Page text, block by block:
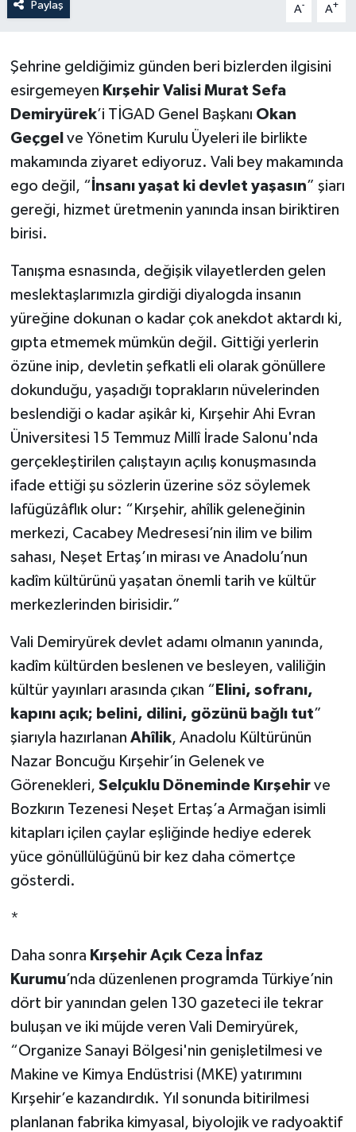
Paylaş A- A+
Şehrine geldiğimiz günden beri bizlerden ilgisini
esirgemeyen Kırşehir Valisi Murat Sefa
Demiryürek’i TİGAD Genel Başkanı Okan
Geçgel ve Yönetim Kurulu Üyeleri ile birlikte
makamında ziyaret ediyoruz. Vali bey makamında
ego değil, “ İnsanı yaşat ki devlet yaşasın” şiarı
gereği, hizmet üretmenin yanında insan biriktiren
birisi.
Tanışma esnasında, değişik vilayetlerden gelen
meslektaşlarımızla girdiği diyalogda insanın
yüreğine dokunan o kadar çok anekdot aktardı ki,
gıpta etmemek mümkün değil. Gittiği yerlerin
özüne inip, devletin şefkatli eli olarak gönüllere
dokunduğu, yaşadığı toprakların nüvelerinden
beslendiği o kadar aşikâr ki, Kırşehir Ahi Evran
Üniversitesi 15 Temmuz Millî İrade Salonu'nda
gerçekleştirilen çalıştayın açılış konuşmasında
ifade ettiği şu sözlerin üzerine söz söylemek
lafügüzâflık olur: “Kırşehir, ahîlik geleneğinin
merkezi, Cacabey Medresesi’nin ilim ve bilim
sahası, Neşet Ertaş’ın mirası ve Anadolu’nun
kadîm kültürünü yaşatan önemli tarih ve kültür
merkezlerinden birisidir.”
Vali Demiryürek devlet adamı olmanın yanında,
kadîm kültürden beslenen ve besleyen, valiliğin
kültür yayınları arasında çıkan “ Elini, sofranı,
kapını açık; belini, dilini, gözünü bağlı tut”
şiarıyla hazırlanan Ahîlik, Anadolu Kültürünün
Nazar Boncuğu Kırşehir’in Gelenek ve
Görenekleri, Selçuklu Döneminde Kırşehirve
Bozkırın Tezenesi Neşet Ertaş’a Armağan isimli
kitapları içilen çaylar eşliğinde hediye ederek
yüce gönüllülüğünü bir kez daha cömertçe
gösterdi.
*
Daha sonra Kırşehir Açık Ceza İnfaz
Kurumu’nda düzenlenen programda Türkiye’nin
dört bir yanından gelen 130 gazeteci ile tekrar
buluşan ve iki müjde veren Vali Demiryürek,
“Organize Sanayi Bölgesi'nin genişletilmesi ve
Makine ve Kimya Endüstrisi (MKE) yatırımını
Kırşehir’e kazandırdık. Yıl sonunda bitirilmesi
planlanan fabrika kimyasal, biyolojik ve radyoaktif
SAĞLIK
SPOR
TARİH
TASAVVUF